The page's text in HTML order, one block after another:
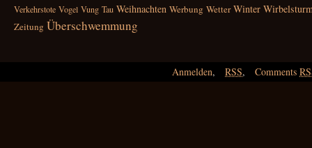
Verkehrstote Vogel Vung Tau Weihnachten Werbung Wetter Winter
Zeitung Überschwemmung
Anmelden, RSS, Comments